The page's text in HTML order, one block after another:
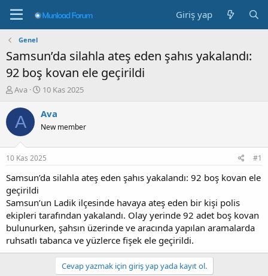
Giriş yap
Genel
Samsun’da silahla ateş eden şahıs yakalandı:
92 boş kovan ele geçirildi
K
n
b
u
u
b
a
l
a
t
a
n
Ava
B
ş
a
g
ı
ç
r
i
h
i
10 Kas 2025
A Ava
New member
10 Kas 2025 #1
Samsun’da silahla ateş eden şahıs yakalandı: 92 boş kovan ele
geçirildi
Samsun’un Ladik ilçesinde havaya ateş eden bir kişi polis
ekipleri tarafından yakalandı. Olay yerinde 92 adet boş kovan
bulunurken, şahsın üzerinde ve aracında yapılan aramalarda
ruhsatlı tabanca ve yüzlerce fişek ele geçirildi.
Cevap yazmak için giriş yap yada kayıt ol.